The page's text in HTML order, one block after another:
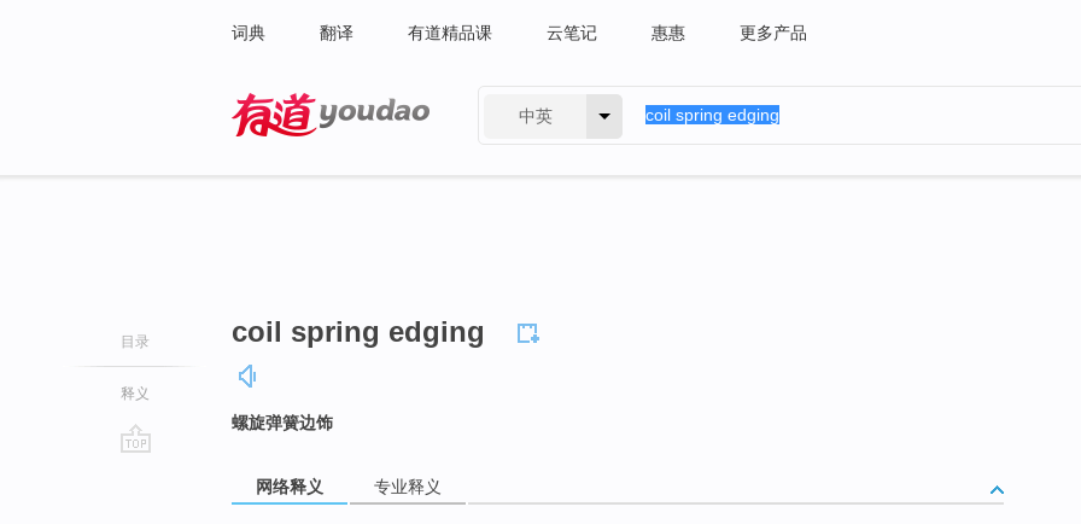
词典 翻译 有道精品课 云笔记 惠惠 更多产品
中英
目录
释义
coil spring edging
螺旋弹簧边饰
网络释义 专业释义